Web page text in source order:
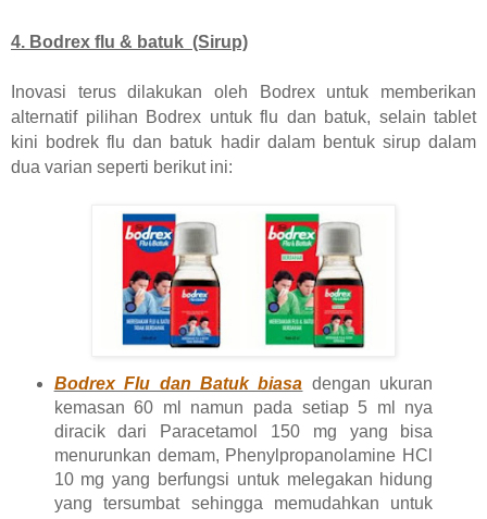
4. Bodrex flu & batuk (Sirup)
Inovasi terus dilakukan oleh Bodrex untuk memberikan
alternatif pilihan Bodrex untuk flu dan batuk, selain tablet
kini bodrek flu dan batuk hadir dalam bentuk sirup dalam
dua varian seperti berikut ini:
Bodrex Flu dan Batuk biasa dengan ukuran
kemasan 60 ml namun pada setiap 5 ml nya
diracik dari Paracetamol 150 mg yang bisa
menurunkan demam, Phenylpropanolamine HCl
10 mg yang berfungsi untuk melegakan hidung
yang tersumbat sehingga memudahkan untuk